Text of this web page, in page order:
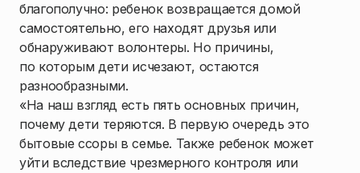
благополучно: ребенок возвращается домой
самостоятельно, его находят друзья или
обнаруживают волонтеры. Но причины,
по которым дети исчезают, остаются
разнообразными.
«На наш взгляд есть пять основных причин,
почему дети теряются. В первую очередь это
бытовые ссоры в семье. Также ребенок может
уйти вследствие чрезмерного контроля или